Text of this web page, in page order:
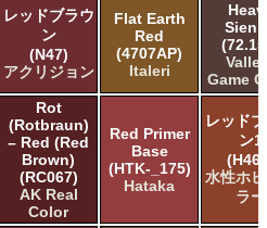
レッドブラウ
ン
(N47)
アクリジョン
Flat Earth
Red
(4707AP)
Italeri
Game
Rot
(Rotbraun)
– Red (Red
Brown)
(RC067)
AK Real
Color
Red Primer
Base
(HTK-_175)
Hataka
レッド
ン1
水性ホ
ラー